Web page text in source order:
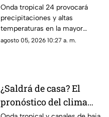
sofocante este
miércoles en Oaxaca
Onda tropical 24 provocará
precipitaciones y altas
temperaturas en la mayor
parte de la entidad; revisa las
agosto 05, 2026 10:27 a. m.
¿Saldrá de casa? El
pronóstico del clima